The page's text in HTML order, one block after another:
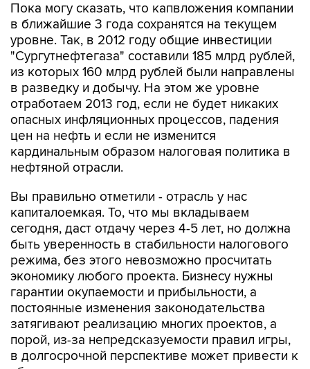
Пока могу сказать, что капвложения компании
в ближайшие 3 года сохранятся на текущем
уровне. Так, в 2012 году общие инвестиции
"Сургутнефтегаза" составили 185 млрд рублей,
из которых 160 млрд рублей были направлены
в разведку и добычу. На этом же уровне
отработаем 2013 год, если не будет никаких
опасных инфляционных процессов, падения
цен на нефть и если не изменится
кардинальным образом налоговая политика в
нефтяной отрасли.
Вы правильно отметили - отрасль у нас
капиталоемкая. То, что мы вкладываем
сегодня, даст отдачу через 4-5 лет, но должна
быть уверенность в стабильности налогового
режима, без этого невозможно просчитать
экономику любого проекта. Бизнесу нужны
гарантии окупаемости и прибыльности, а
постоянные изменения законодательства
затягивают реализацию многих проектов, а
порой, из-за непредсказуемости правил игры,
в долгосрочной перспективе может привести к